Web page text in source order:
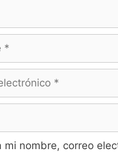
mi nombre, correo